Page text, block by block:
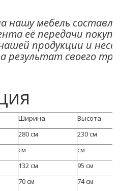
нашу мебель
её передачи
продукции и
результат своего
Ширина
Высота
280 см
230 см
см
см
132 см
95 см
70 см 74 см